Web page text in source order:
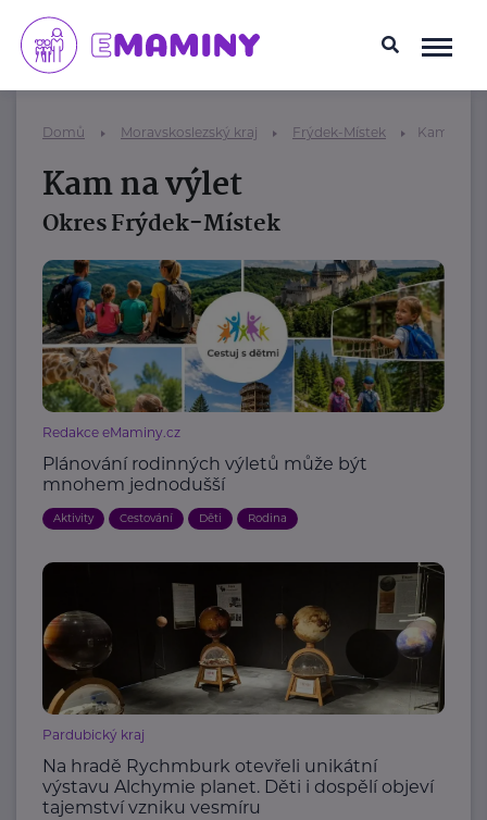
Domů Moravskoslezský kraj Frýdek-Místek Kam na
Kam na výlet
Okres Frýdek-Místek
Redakce eMaminy.cz
Plánování rodinných výletů může být
mnohem jednodušší
Aktivity Cestování Děti Rodina
Pardubický kraj
Na hradě Rychmburk otevřeli unikátní
výstavu Alchymie planet. Děti i dospělí objeví
tajemství vzniku vesmíru